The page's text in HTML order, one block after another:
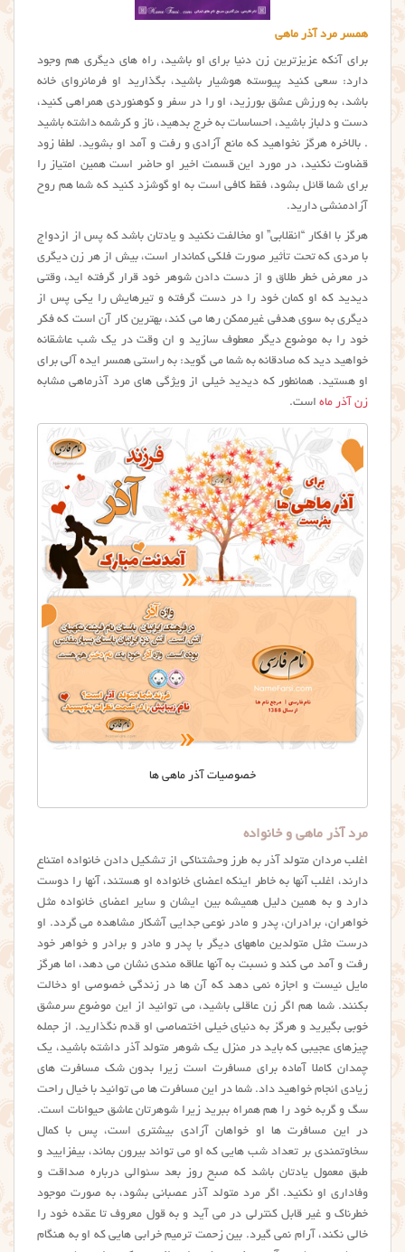
همسر مرد آذر ماهی
برای آنکه عزیزترین زن دنیا برای او باشید، راه های دیگری هم وجود
دارد: سعی کنید پیوسته هوشیار باشید، بگذارید او فرمانروای خانه
باشد، به ورزش عشق بورزید، او را در سفر و کوهنوردی همراهی کنید،
دست و دلباز باشید، احساسات به خرج بدهید، ناز و کرشمه داشته باشید
. بالاخره هرگز نخواهید که مانع آزادی و رفت و آمد او بشوید. لطفا زود
قضاوت نکنید، در مورد این قسمت اخیر او حاضر است همین امتیاز را
برای شما قائل بشود، فقط کافی است به او گوشزد کنید که شما هم روح
آزادمنشی دارید.
هرگز با افکار “انقلابی” او مخالفت نکنید و یادتان باشد که پس از ازدواج
با مردی که تحت تأثیر صورت فلکی کماندار است، بیش از هر زن دیگری
در معرض خطر طلاق و از دست دادن شوهر خود قرار گرفته اید، وقتی
دیدید که او کمان خود را در دست گرفته و تیرهایش را یکی پس از
دیگری به سوی هدفی غیرممکن رها می کند، بهترین کار آن است که فکر
خود را به موضوع دیگر معطوف سازید و ان وقت در یک شب عاشقانه
خواهید دید که صادقانه به شما می گوید: به راستی همسر ایده آلی برای
او هستید. همانطور که دیدید خیلی از ویژگی های مرد آذرماهی مشابه
زن آذر ماه است.
خصوصیات آذر ماهی ها
مرد آذر ماهی و خانواده
اغلب مردان متولد آذر به طرز وحشتناکی از تشکیل دادن خانواده امتناع
دارند، اغلب آنها به خاطر اینکه اعضای خانواده او هستند، آنها را دوست
دارد و به همین دلیل همیشه بین ایشان و سایر اعضای خانواده مثل
خواهران، برادران، پدر و مادر نوعی جدایی آشکار مشاهده می گردد. او
درست مثل متولدین ماههای دیگر با پدر و مادر و برادر و خواهر خود
رفت و آمد می کند و نسبت به آنها علاقه مندی نشان می دهد، اما هرگز
مایل نیست و اجازه نمی دهد که آن ها در زندگی خصوصی او دخالت
بکنند. شما هم اگر زن عاقلی باشید، می توانید از این موضوع سرمشق
خوبی بگیرید و هرگز به دنیای خیلی اختصاصی او قدم نگذارید. از جمله
چیزهای عجیبی که باید در منزل یک شوهر متولد آذر داشته باشید، یک
چمدان کاملا آماده برای مسافرت است زیرا بدون شک مسافرت های
زیادی انجام خواهید داد. شما در این مسافرت ها می توانید با خیال راحت
سگ و گربه خود را هم همراه ببرید زیرا شوهرتان عاشق حیوانات است.
در این مسافرت ها او خواهان آزادی بیشتری است، پس با کمال
سخاوتمندی بر تعداد شب هایی که او می تواند بیرون بماند، بیفزایید و
طبق معمول یادتان باشد که صبح روز بعد سئوالی درباره صداقت و
وفاداری او نکنید. اگر مرد متولد آذر عصبانی بشود، به صورت موجود
خطرناک و غیر قابل کنترلی در می آید و به قول معروف تا عقده خود را
خالی نکند، آرام نمی گیرد. بین زحمت ترمیم خرابی هایی که او به هنگام